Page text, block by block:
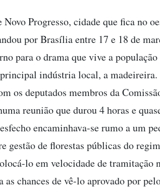
Novo Progresso, cidade que fica no
por Brasília entre 17 e 18 de
para o drama que vive a
indústria local, a
os deputados membros da
reunião que durou 4 horas e
encaminhava-se rumo a um
gestão de florestas públicas do
lo em velocidade de tramitação
as chances de vê-lo aprovado por